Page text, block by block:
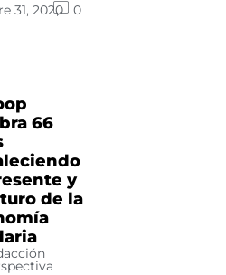
31, 2020
0
66
y
de la